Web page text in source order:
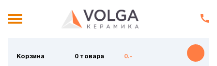
Корзина 0 товара 0.-